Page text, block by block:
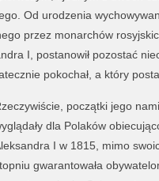
Od urodzenia
przez monarchów
I, postanowił pozostać
pokochał, a który
początki jego
dla Polaków
I w 1815, mimo
gwarantowała